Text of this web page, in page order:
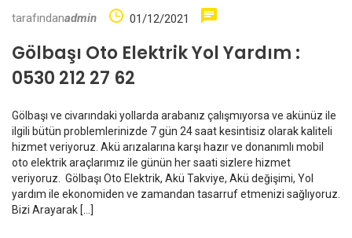
tarafındanadmin 01/12/2021
Gölbaşı Oto Elektrik Yol Yardım :
0530 212 27 62
Gölbaşı ve civarındaki yollarda arabanız çalışmıyorsa ve akünüz ile
ilgili bütün problemlerinizde 7 gün 24 saat kesintisiz olarak kaliteli
hizmet veriyoruz. Akü arızalarına karşı hazır ve donanımlı mobil
oto elektrik araçlarımız ile günün her saati sizlere hizmet
veriyoruz. Gölbaşı Oto Elektrik, Akü Takviye, Akü değişimi, Yol
yardım ile ekonomiden ve zamandan tasarruf etmenizi sağlıyoruz.
Bizi Arayarak […]